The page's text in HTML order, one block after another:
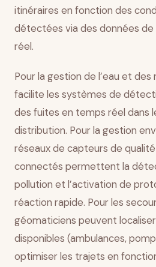
itinéraires en fonction des
détectées via des données
réel.
Pour la gestion de l’eau et des
facilite les systèmes de
des fuites en temps réel dans
distribution. Pour la gestion
réseaux de capteurs de qualité
connectés permettent la
pollution et l’activation de
réaction rapide. Pour les
géomaticiens peuvent
disponibles (ambulances,
optimiser les trajets en